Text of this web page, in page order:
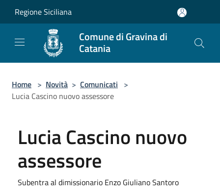
Regione Siciliana
Comune di Gravina di
Catania
Home > Novità > Comunicati >
Lucia Cascino nuovo assessore
Lucia Cascino nuovo
assessore
Subentra al dimissionario Enzo Giuliano Santoro